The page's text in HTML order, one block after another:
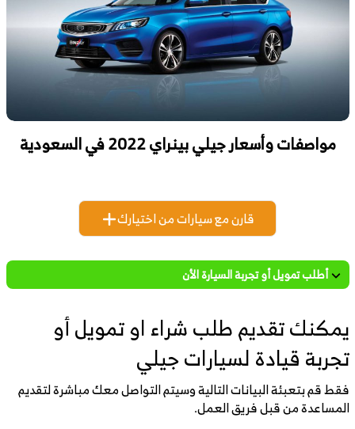
مواصفات وأسعار جيلي بينراي 2022 في السعودية
قارن مع سيارات من اختيارك
أطلب تمويل أو تجربة السيارة الأن
يمكنك تقديم طلب شراء او تمويل أو
تجربة قيادة لسيارات جيلي
فقط قم بتعبئة البيانات التالية وسيتم التواصل معك مباشرة لتقديم
المساعدة من قبل فريق العمل.